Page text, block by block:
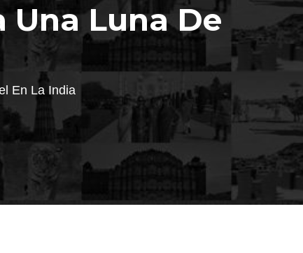
Una Luna De
En La India